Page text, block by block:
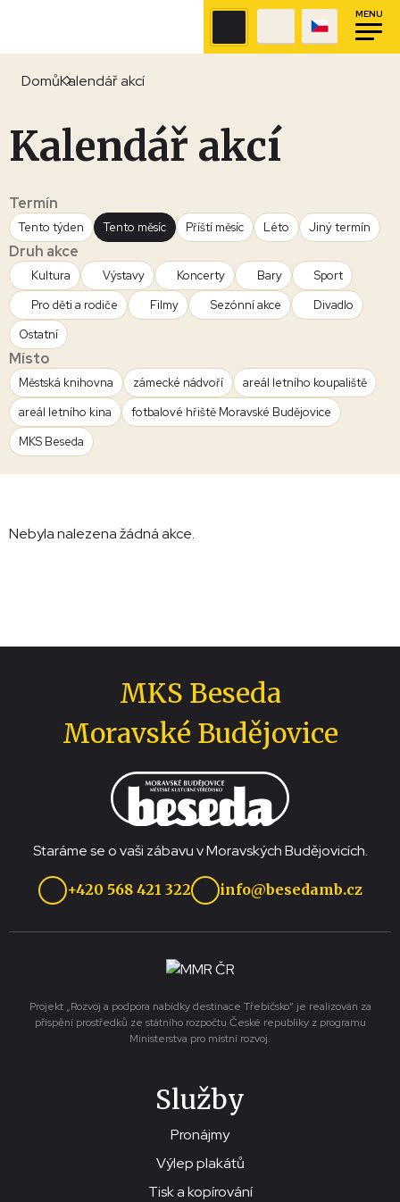
MENU
DomůKalendář akcí
Kalendář akcí
Termín
Tento týden Tento měsíc Příští měsíc Léto Jiný termín
Druh akce
Kultura Výstavy Koncerty Bary
Sport
Pro děti a rodiče
Filmy Sezónní akce
Divadlo
Ostatní
Místo
Městská knihovna zámecké nádvoří
areál letního koupaliště
areál letního kina
fotbalové hřiště Moravské Budějovice
MKS Beseda
Nebyla nalezena žádná akce.
MKS Beseda
Moravské Budějovice
Staráme se o vaši zábavu v Moravských Budějovicích.
+420 568 421 322 info@besedamb.cz
Projekt „Rozvoj a podpora nabídky destinace Třebíčsko“ je realizován za
přispění prostředků ze státního rozpočtu České republiky z programu
Ministerstva pro místní rozvoj.
Služby
Pronájmy
Výlep plakátů
Tisk a kopírování